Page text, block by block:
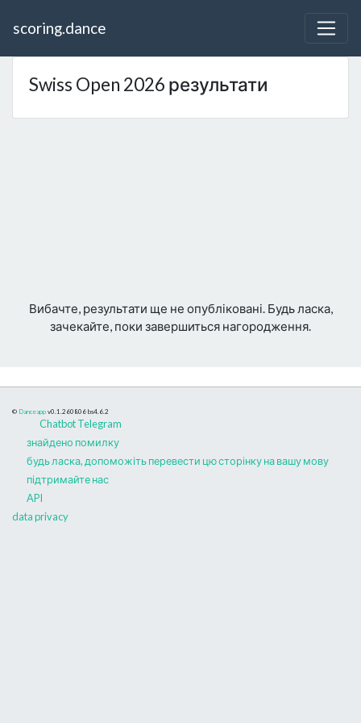
scoring.dance
Swiss Open 2026 результати
Вибачте, результати ще не опубліковані. Будь ласка,
зачекайте, поки завершиться нагородження.
© Danceapp v0.1.260806 bs4.6.2
Chatbot Telegram
знайдено помилку
будь ласка, допоможіть перевести цю сторінку на вашу мову
підтримайте нас
API
data privacy